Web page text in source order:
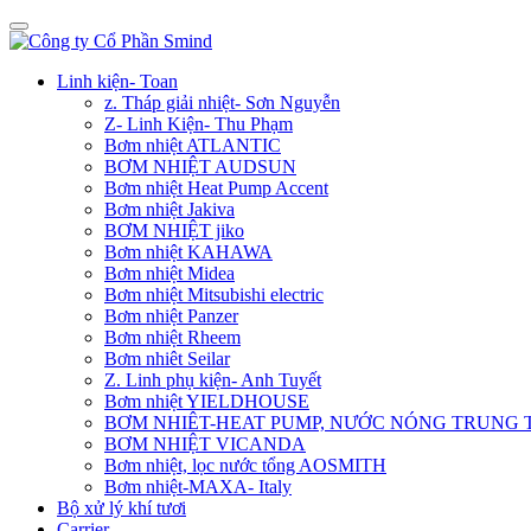
Linh kiện- Toan
z. Tháp giải nhiệt- Sơn Nguyễn
Z- Linh Kiện- Thu Phạm
Bơm nhiệt ATLANTIC
BƠM NHIỆT AUDSUN
Bơm nhiệt Heat Pump Accent
Bơm nhiệt Jakiva
BƠM NHIỆT jiko
Bơm nhiệt KAHAWA
Bơm nhiệt Midea
Bơm nhiệt Mitsubishi electric
Bơm nhiệt Panzer
Bơm nhiệt Rheem
Bơm nhiêt Seilar
Z. Linh phụ kiện- Anh Tuyết
Bơm nhiệt YIELDHOUSE
BƠM NHIÊT-HEAT PUMP, NƯỚC NÓNG TRUNG
BƠM NHIỆT VICANDA
Bơm nhiệt, lọc nước tổng AOSMITH
Bơm nhiệt-MAXA- Italy
Bộ xử lý khí tươi